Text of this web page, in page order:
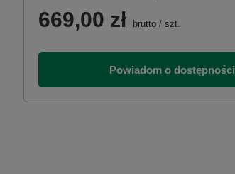
669,00 zł brutto/ szt.
Powiadom o dostępności